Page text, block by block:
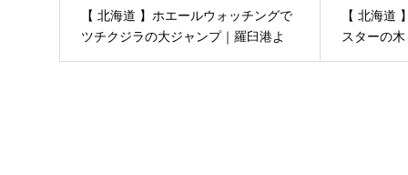
【 北海道 】ホエールウォッチングで
ツチクジラの大ジャンプ｜羅臼港よ
【 北海道
スターの